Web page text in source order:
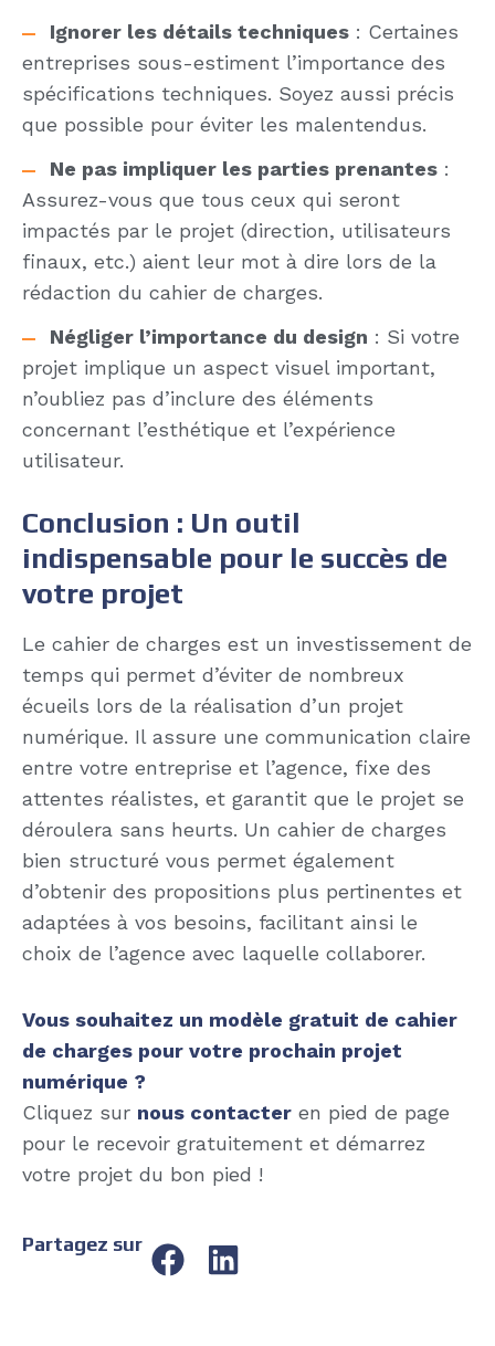
Ignorer les détails techniques: Certaines
entreprises sous-estiment l’importance des
spécifications techniques. Soyez aussi précis
que possible pour éviter les malentendus.
Ne pas impliquer les parties prenantes:
Assurez-vous que tous ceux qui seront
impactés par le projet (direction, utilisateurs
finaux, etc.) aient leur mot à dire lors de la
rédaction du cahier de charges.
Négliger l’importance du design : Si votre
projet implique un aspect visuel important,
n’oubliez pas d’inclure des éléments
concernant l’esthétique et l’expérience
utilisateur.
Conclusion : Un outil
indispensable pour le succès de
votre projet
Le cahier de charges est un investissement de
temps qui permet d’éviter de nombreux
écueils lors de la réalisation d’un projet
numérique. Il assure une communication claire
entre votre entreprise et l’agence, fixe des
attentes réalistes, et garantit que le projet se
déroulera sans heurts. Un cahier de charges
bien structuré vous permet également
d’obtenir des propositions plus pertinentes et
adaptées à vos besoins, facilitant ainsi le
choix de l’agence avec laquelle collaborer.
Vous souhaitez un modèle gratuit de cahier
de charges pour votre prochain projet
numérique ?
Cliquez sur nous contacter en pied de page
pour le recevoir gratuitement et démarrez
votre projet du bon pied !
Partagez sur